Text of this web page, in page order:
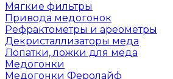
Мягкие фильтры
Привода медогонок
Рефрактометры и ареометры
Декристаллизаторы меда
Лопатки, ложки для меда
Медогонки
Медогонки Феролайф